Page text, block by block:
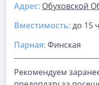
Адрес: Обуховской
Вместимость:до 15
Парная:Финская
Рекомендуем